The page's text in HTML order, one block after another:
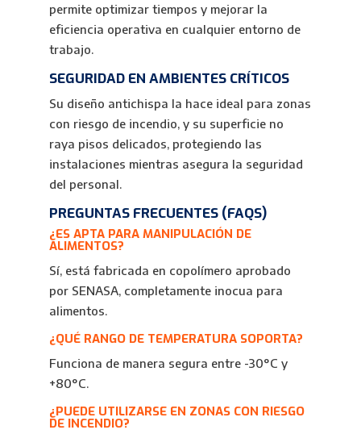
permite optimizar tiempos y mejorar la
eficiencia operativa en cualquier entorno de
trabajo.
SEGURIDAD EN AMBIENTES CRÍTICOS
Su diseño antichispa la hace ideal para zonas
con riesgo de incendio, y su superficie no
raya pisos delicados, protegiendo las
instalaciones mientras asegura la seguridad
del personal.
PREGUNTAS FRECUENTES (FAQS)
¿ES APTA PARA MANIPULACIÓN DE
ALIMENTOS?
Sí, está fabricada en copolímero aprobado
por SENASA, completamente inocua para
alimentos.
¿QUÉ RANGO DE TEMPERATURA SOPORTA?
Funciona de manera segura entre -30°C y
+80°C.
¿PUEDE UTILIZARSE EN ZONAS CON RIESGO
DE INCENDIO?